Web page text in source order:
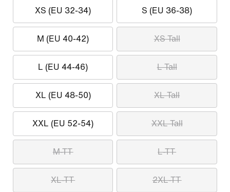
XS (EU 32-34) S (EU 36-38)
M (EU 40-42) XS Tall
L (EU 44-46) L Tall
XL (EU 48-50) XL Tall
XXL (EU 52-54) XXL Tall
M-TT L-TT
XL-TT 2XL-TT